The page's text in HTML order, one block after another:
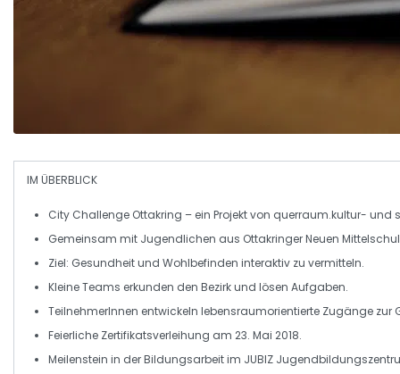
IM ÜBERBLICK
City Challenge Ottakring – ein Projekt von querraum.kultur- und
Gemeinsam mit Jugendlichen aus Ottakringer Neuen
Ziel: Gesundheit und Wohlbefinden interaktiv zu vermitteln.
KleineTeams erkunden den Bezirk und lösen Aufgaben.
TeilnehmerInnen entwickeln lebensraumorientierte Zugänge zur
Feierliche Zertifikatsverleihung am 23. Mai 2018.
Meilenstein in derBildungsarbeitim JUBIZ